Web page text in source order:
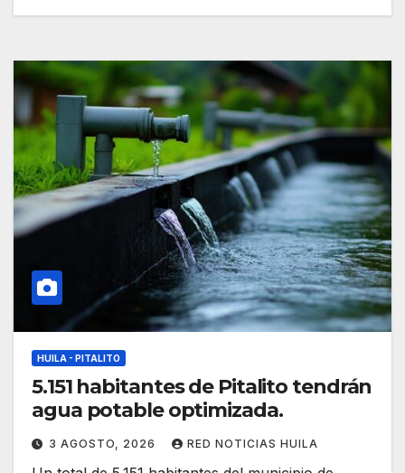
HUILA - PITALITO
5.151 habitantes de Pitalito tendrán
agua potable optimizada.
3 AGOSTO, 2026 RED NOTICIAS HUILA